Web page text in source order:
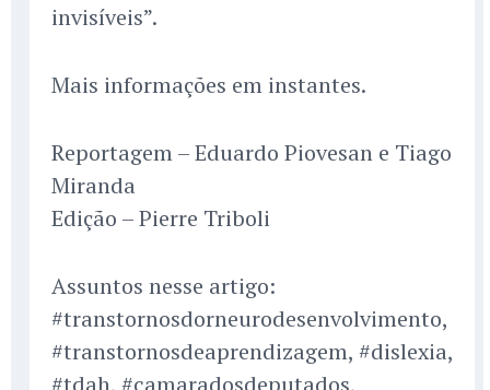
invisíveis”.
Mais informações em instantes.
Reportagem – Eduardo Piovesan e Tiago
Miranda
Edição – Pierre Triboli
Assuntos nesse artigo:
#transtornosdorneurodesenvolvimento,
#transtornosdeaprendizagem, #dislexia,
#tdah, #camaradosdeputados,